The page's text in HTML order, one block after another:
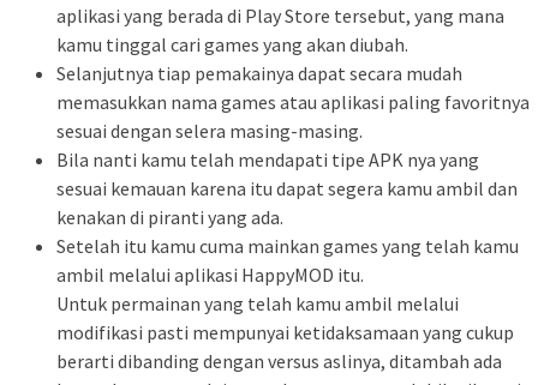
aplikasi yang berada di Play Store tersebut, yang mana
kamu tinggal cari games yang akan diubah.
Selanjutnya tiap pemakainya dapat secara mudah
memasukkan nama games atau aplikasi paling favoritnya
sesuai dengan selera masing-masing.
Bila nanti kamu telah mendapati tipe APK nya yang
sesuai kemauan karena itu dapat segera kamu ambil dan
kenakan di piranti yang ada.
Setelah itu kamu cuma mainkan games yang telah kamu
ambil melalui aplikasi HappyMOD itu.
Untuk permainan yang telah kamu ambil melalui
modifikasi pasti mempunyai ketidaksamaan yang cukup
berarti dibanding dengan versus aslinya, ditambah ada